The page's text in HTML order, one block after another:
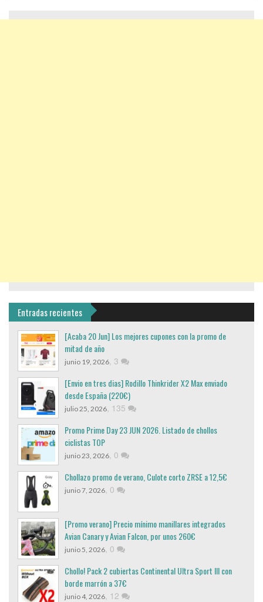
Entradas recientes
[Acaba 20 Jun] Los mejores cupones con la promo de
mitad de año
junio 19, 2026 3
[Envio en tres dias] Rodillo Thinkrider X2 Max enviado
desde España (220€)
julio 25, 2026 135
Promo Prime Day 23 JUN 2026. Listado de chollos
ciclistas TOP
junio 23, 2026 0
Chollazo promo de verano, Culote corto ZRSE a 12,5€
junio 7, 2026 0
[Promo verano] Precio mínimo manillares integrados
Avian Canary y Avian Falcon, por unos 260€
junio 5, 2026 0
Chollo! Pack 2 cubiertas Continental Ultra Sport III con
borde marrón a 37€
junio 4, 2026 12